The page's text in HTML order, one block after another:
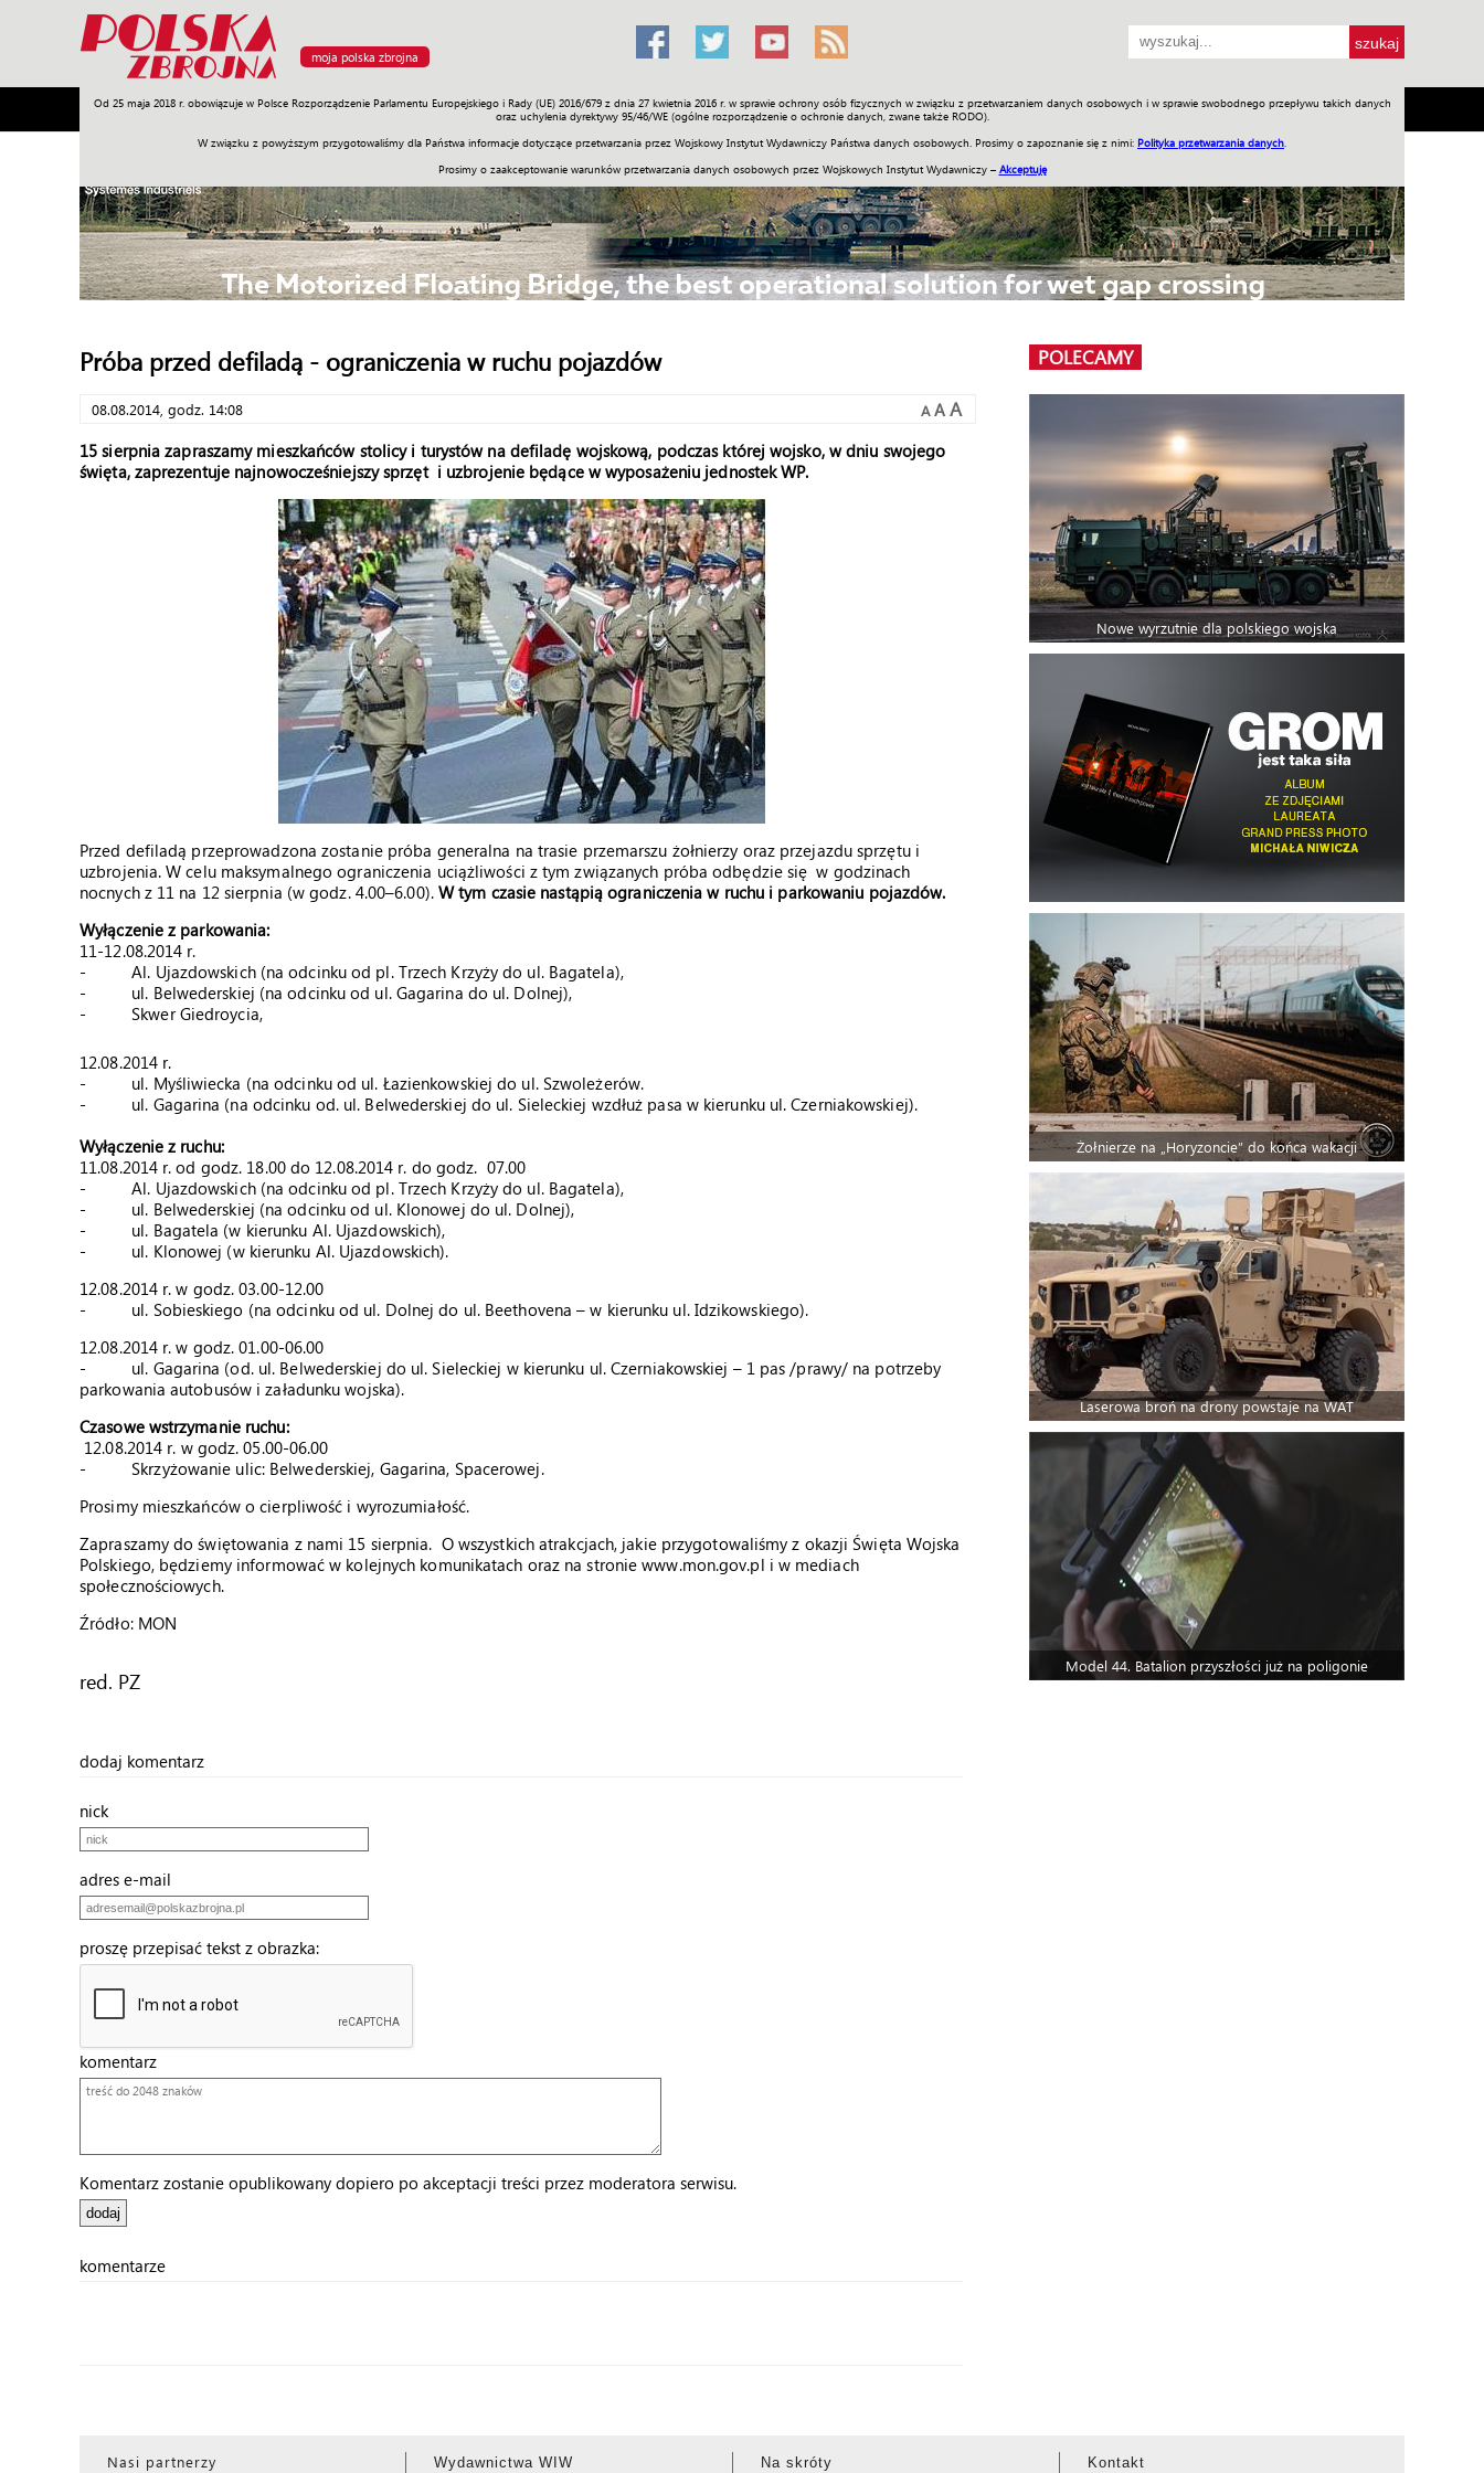
moja polska zbrojna
Od 25 maja 2018 r. obowiązuje w Polsce Rozporządzenie Parlamentu Europejskiego i Rady (UE) 2016/679 z dnia 27 kwietnia 2016 r. w sprawie ochrony osób fizycznych w związku z przetwarzaniem danych osobowych i w sprawie swobodnego przepływu takich danych
oraz uchylenia dyrektywy 95/46/WE (ogólne rozporządzenie o ochronie danych, zwane także RODO).
W związku z powyższym przygotowaliśmy dla Państwa informacje dotyczące przetwarzania przez Wojskowy Instytut Wydawniczy Państwa danych osobowych. Prosimy o zapoznanie się z nimi: Polityka przetwarzania danych
Prosimy o zaakceptowanie warunków przetwarzania danych osobowych przez Wojskowych Instytut Wydawniczy – Akceptuję
Armia Poligon Sprzęt Misje Polityka Prawo Świat Społeczność Sport Historia Galerie Wideo ENGLISH SKLEP Jednodniówki Praca w WIW
Próba przed defiladą - ograniczenia w ruchu pojazdów
08.08.2014, godz. 14:08 A A A
15 sierpnia zapraszamy mieszkańców stolicy i turystów na defiladę wojskową, podczas której wojsko, w dniu swojego
święta, zaprezentuje najnowocześniejszy sprzęt i uzbrojenie będące w wyposażeniu jednostek WP.
Przed defiladą przeprowadzona zostanie próba generalna na trasie przemarszu żołnierzy oraz przejazdu sprzętu i
uzbrojenia. W celu maksymalnego ograniczenia uciążliwości z tym związanych próba odbędzie się w godzinach
nocnych z 11 na 12 sierpnia (w godz. 4.00–6.00). W tym czasie nastąpią ograniczenia w ruchu i parkowaniu pojazdów.
Wyłączenie z parkowania:
11-12.08.2014 r.
- Al. Ujazdowskich (na odcinku od pl. Trzech Krzyży do ul. Bagatela),
- ul. Belwederskiej (na odcinku od ul. Gagarina do ul. Dolnej),
- Skwer Giedroycia,
12.08.2014 r.
- ul. Myśliwiecka (na odcinku od ul. Łazienkowskiej do ul. Szwoleżerów.
- ul. Gagarina (na odcinku od. ul. Belwederskiej do ul. Sieleckiej wzdłuż pasa w kierunku ul. Czerniakowskiej).
Wyłączenie z ruchu:
11.08.2014 r. od godz. 18.00 do 12.08.2014 r. do godz. 07.00
- Al. Ujazdowskich (na odcinku od pl. Trzech Krzyży do ul. Bagatela),
- ul. Belwederskiej (na odcinku od ul. Klonowej do ul. Dolnej),
- ul. Bagatela (w kierunku Al. Ujazdowskich),
- ul. Klonowej (w kierunku Al. Ujazdowskich).
12.08.2014 r. w godz. 03.00-12.00
- ul. Sobieskiego (na odcinku od ul. Dolnej do ul. Beethovena – w kierunku ul. Idzikowskiego).
12.08.2014 r. w godz. 01.00-06.00
- ul. Gagarina (od. ul. Belwederskiej do ul. Sieleckiej w kierunku ul. Czerniakowskiej – 1 pas /prawy/ na potrzeby
parkowania autobusów i załadunku wojska).
Czasowe wstrzymanie ruchu:
12.08.2014 r. w godz. 05.00-06.00
- Skrzyżowanie ulic: Belwederskiej, Gagarina, Spacerowej.
Prosimy mieszkańców o cierpliwość i wyrozumiałość.
Zapraszamy do świętowania z nami 15 sierpnia. O wszystkich atrakcjach, jakie przygotowaliśmy z okazji Święta Wojska
Polskiego, będziemy informować w kolejnych komunikatach oraz na stronie www.mon.gov.pl i w mediach
społecznościowych.
Źródło: MON
red. PZ
dodaj komentarz
nick
adres e-mail
proszę przepisać tekst z obrazka:
komentarz
Komentarz zostanie opublikowany dopiero po akceptacji treści przez moderatora serwisu.
komentarze
POLECAMY
Nowe wyrzutnie dla polskiego wojska
Żołnierze na „Horyzoncie” do końca wakacji
Laserowa broń na drony powstaje na WAT
Model 44. Batalion przyszłości już na poligonie
Nasi partnerzy Wydawnictwa WIW Na skróty Kontakt